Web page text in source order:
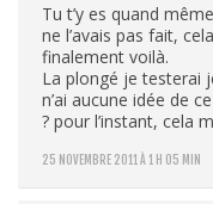
25 NOVEMBRE 2011 À 1 H 05 MIN
Tu t’y es quand
ne l’avais pas fait,
finalement voilà.
La plongé je testerai
n’ai aucune idée de
? pour l’instant, cela